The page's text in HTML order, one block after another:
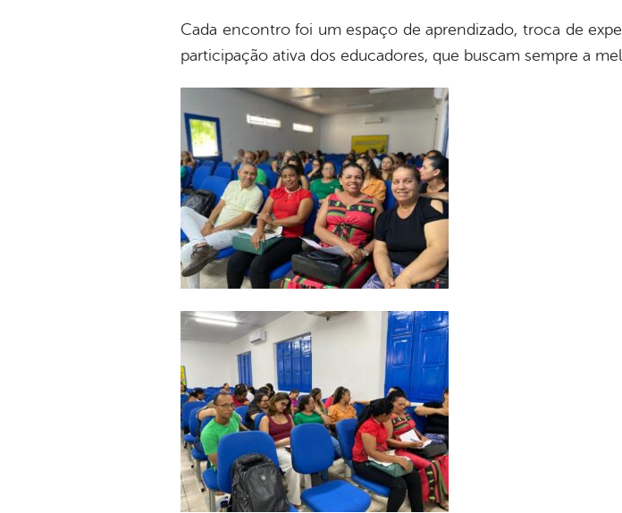
Cada encontro foi um espaço de aprendizado, troca de
participação ativa dos educadores, que buscam sempre a